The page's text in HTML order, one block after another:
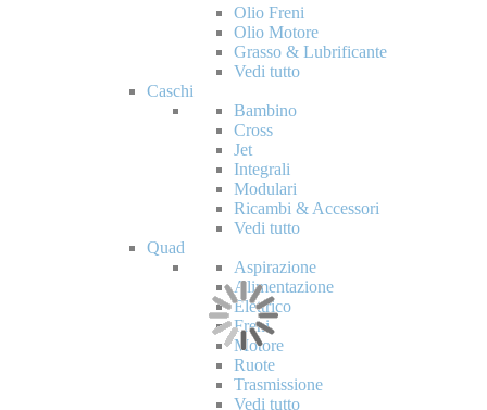
Olio Freni
Olio Motore
Grasso & Lubrificante
Vedi tutto
Caschi
Bambino
Cross
Jet
Integrali
Modulari
Ricambi & Accessori
Vedi tutto
Quad
Aspirazione
Alimentazione
Elettrico
Freni
Motore
Ruote
Trasmissione
Vedi tutto